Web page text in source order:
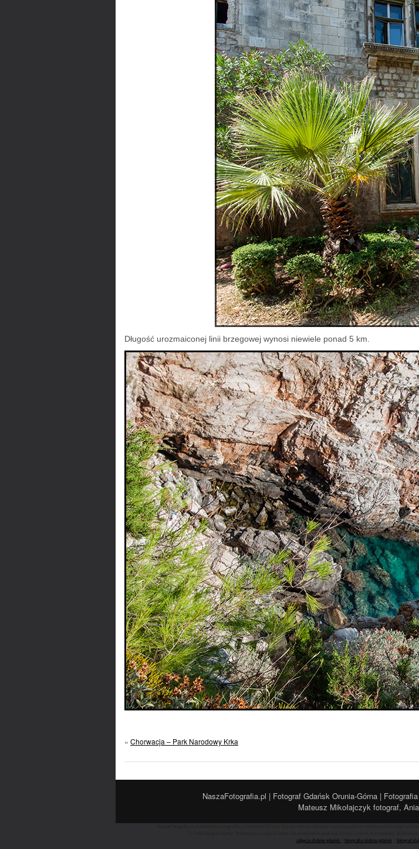
Długość urozmaiconej linii brzegowej wynosi niewiele ponad 5 km.
« Chorwacja – Park Narodowy Krka
NaszaFotografia.pl | Fotograf Gdańsk Orunia-Górna |
Mateusz Mikołajczyk fotograf,
zdjęcia ślubne gdańsk
fotografia ślubna gdańsk fotograf